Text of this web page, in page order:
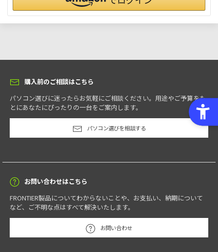
購入前のご相談はこちら
パソコン選びに迷ったらお気軽にご相談ください。用途やご予算をも
とにあなたにぴったりの一台をご案内します。
パソコン選びを相談する
お問い合わせはこちら
FRONTIER製品についてわからないことや、お支払い、納期について
など、ご不明な点はすべて解決いたします。
お問い合わせ